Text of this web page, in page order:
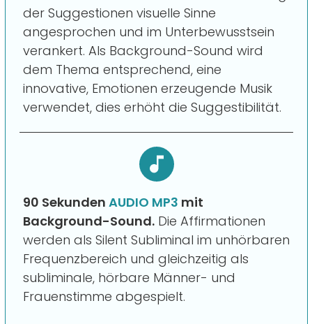
der Suggestionen visuelle Sinne
angesprochen und im Unterbewusstsein
verankert. Als Background-Sound wird
dem Thema entsprechend, eine
innovative, Emotionen erzeugende Musik
verwendet, dies erhöht die Suggestibilität.
90 Sekunden AUDIO MP3 mit
Background-Sound. Die Affirmationen
werden als Silent Subliminal im unhörbaren
Frequenzbereich und gleichzeitig als
subliminale, hörbare Männer- und
Frauenstimme abgespielt.